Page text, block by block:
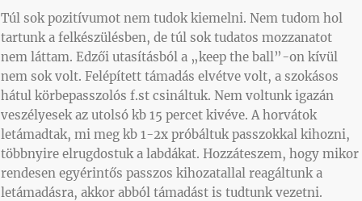
Túl sok pozitívumot nem tudok kiemelni. Nem tudom hol
tartunk a felkészülésben, de túl sok tudatos mozzanatot
nem láttam. Edzői utasításból a „keep the ball”-on kívül
nem sok volt. Felépített támadás elvétve volt, a szokásos
hátul körbepasszolós f.st csináltuk. Nem voltunk igazán
veszélyesek az utolsó kb 15 percet kivéve. A horvátok
letámadtak, mi meg kb 1-2x próbáltuk passzokkal kihozni,
többnyire elrugdostuk a labdákat. Hozzáteszem, hogy mikor
rendesen egyérintős passzos kihozatallal reagáltunk a
letámadásra, akkor abból támadást is tudtunk vezetni.